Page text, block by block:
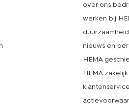
over ons
werken bij
duurzaamheid
nieuws en
HEMA
HEMA zakelijk